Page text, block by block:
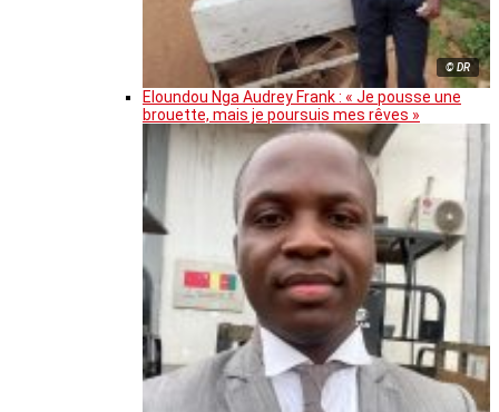
© DR
Eloundou Nga Audrey Frank : « Je pousse une
brouette, mais je poursuis mes rêves »